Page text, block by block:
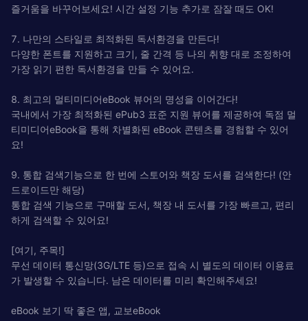
즐거움을 바꾸어보세요! 시간 설정 기능 추가로 잠잘 때도 OK!
7. 나만의 스타일로 최적화된 독서환경을 만든다!
다양한 폰트를 지원하고 크기, 줄 간격 등 나의 취향 대로 조정하여
가장 읽기 편한 독서환경을 만들 수 있어요.
8. 최고의 멀티미디어eBook 뷰어의 명성을 이어간다!
국내에서 가장 최적화된 ePub3 표준 지원 뷰어를 제공하여 독점 멀
티미디어eBook을 통해 차별화된 eBook 콘텐츠를 경험할 수 있어
요!
9. 통합 검색기능으로 한 번에 스토어와 책장 도서를 검색한다! (안
드로이드만 해당)
통합 검색 기능으로 구매할 도서, 책장 내 도서를 가장 빠르고, 편리
하게 검색할 수 있어요!
[여기, 주목!]
무선 데이터 통신망(3G/LTE 등)으로 접속 시 별도의 데이터 이용료
가 발생할 수 있습니다. 남은 데이터를 미리 확인해주세요!
eBook 보기 딱 좋은 앱, 교보eBook